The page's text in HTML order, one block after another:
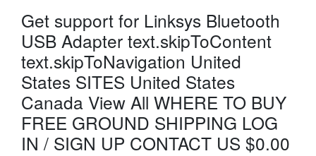
Get support for Linksys Bluetooth
USB Adapter text.skipToContent
text.skipToNavigation United
States SITES United States
Canada View All WHERE TO BUY
FREE GROUND SHIPPING LOG
IN / SIGN UP CONTACT US $0.00